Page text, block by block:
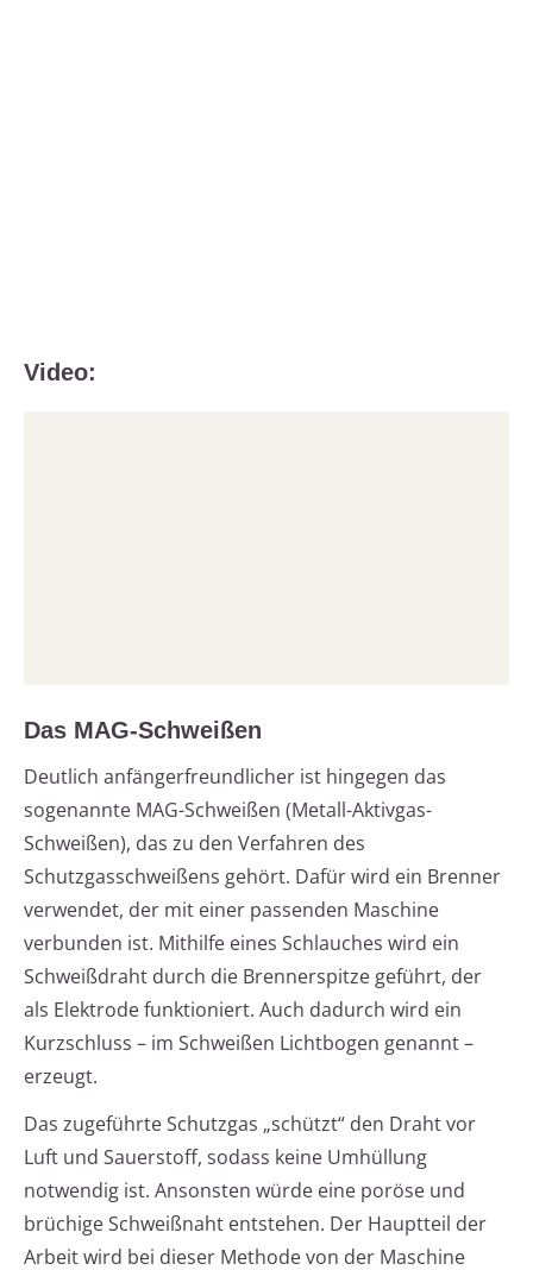
Video:
Das MAG-Schweißen
Deutlich anfängerfreundlicher ist hingegen das
sogenannte MAG-Schweißen (Metall-Aktivgas-
Schweißen), das zu den Verfahren des
Schutzgasschweißens gehört. Dafür wird ein Brenner
verwendet, der mit einer passenden Maschine
verbunden ist. Mithilfe eines Schlauches wird ein
Schweißdraht durch die Brennerspitze geführt, der
als Elektrode funktioniert. Auch dadurch wird ein
Kurzschluss – im Schweißen Lichtbogen genannt –
erzeugt.
Das zugeführte Schutzgas „schützt“ den Draht vor
Luft und Sauerstoff, sodass keine Umhüllung
notwendig ist. Ansonsten würde eine poröse und
brüchige Schweißnaht entstehen. Der Hauptteil der
Arbeit wird bei dieser Methode von der Maschine